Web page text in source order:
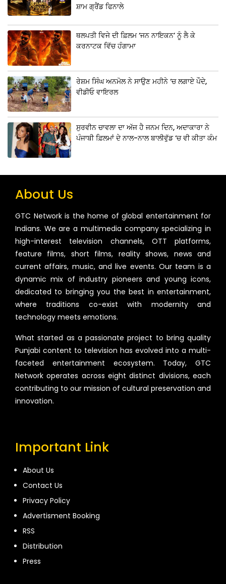
ਸ਼ਾਮ ਗ੍ਰੈਂਡ ਫਿਨਾਲੇ
ਥਲਪਤੀ ਵਿਜੇ ਦੀ ਫ਼ਿਲਮ ‘ਜਨ ਨਾਇਕਨ’ ਨੂੰ ਲੈ ਕੇ
ਕਰਨਾਟਕ ਵਿੱਚ ਹੰਗਾਮਾ
ਰੇਸ਼ਮ ਸਿੰਘ ਅਨਮੋਲ ਨੇ ਸਾਉਣ ਮਹੀਨੇ ‘ਚ ਲਗਾਏ ਪੌਦੇ,
ਵੀਡੀਓ ਵਾਇਰਲ
ਸੁਰਵੀਨ ਚਾਵਲਾ ਦਾ ਅੱਜ ਹੈ ਜਨਮ ਦਿਨ, ਅਦਾਕਾਰਾ ਨੇ
ਪੰਜਾਬੀ ਫ਼ਿਲਮਾਂ ਦੇ ਨਾਲ-ਨਾਲ ਬਾਲੀਵੁੱਡ ‘ਚ ਵੀ ਕੀਤਾ ਕੰਮ
About Us
GTC Network is the home of global entertainment for
Indians. We are a multimedia company specializing in
high-interest television channels, OTT platforms,
feature films, short films, reality shows, news and
current affairs, music, and live events. Our team is a
dynamic mix of industry pioneers and young icons,
dedicated to bringing you the best in entertainment,
where traditions co-exist with modernity and
technology meets emotions.
What started as a passionate project to bring quality
Punjabi content to television has evolved into a multi-
faceted entertainment ecosystem. Today, GTC
Network operates across eight distinct divisions, each
contributing to our mission of cultural preservation and
innovation.
Important Link
About Us
Contact Us
Privacy Policy
Advertisment Booking
RSS
Distribution
Press